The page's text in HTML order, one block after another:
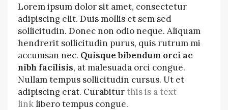
Lorem ipsum dolor sit amet, consectetur
adipiscing elit. Duis mollis et sem sed
sollicitudin. Donec non odio neque. Aliquam
hendrerit sollicitudin purus, quis rutrum mi
accumsan nec. Quisque bibendum orci ac
nibh facilisis, at malesuada orci congue.
Nullam tempus sollicitudin cursus. Ut et
adipiscing erat. Curabiturthis is a text
linklibero tempus congue.